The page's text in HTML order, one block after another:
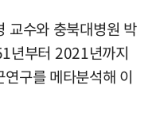
교수와 충북대병원 박
년부터 2021년까지
구를 메타분석해 이